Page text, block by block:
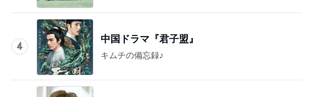
4
中国ドラマ『君子盟』
キムチの備忘録♪